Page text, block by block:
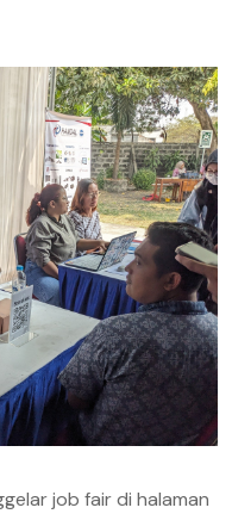
job fair di halaman